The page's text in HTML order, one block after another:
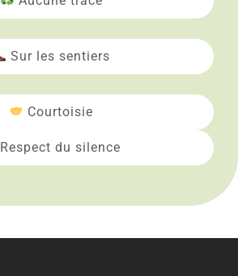
Sur les sentiers
Courtoisie
Respect du silence